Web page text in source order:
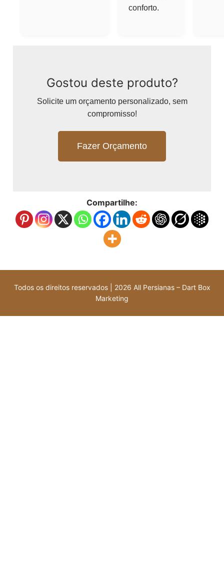
conforto.
Gostou deste produto?
Solicite um orçamento personalizado, sem
compromisso!
Fazer Orçamento
Compartilhe:
Todos os direitos reservados | 2026 All Persianas – Dart Box
Marketing